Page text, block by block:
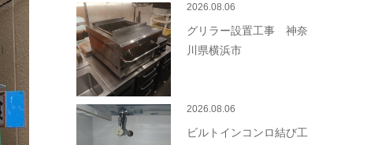
2026.08.06
グリラー設置工事 神奈
川県横浜市
2026.08.06
ビルトインコンロ結び工